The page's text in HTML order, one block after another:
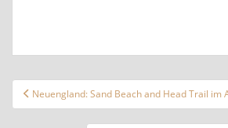
Beitragsnavigation
Neuengland: Sand Beach and Head Trail im